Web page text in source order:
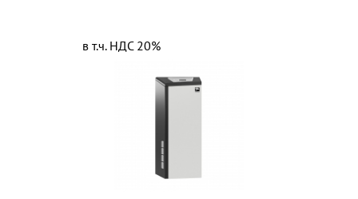
в т.ч. НДС 20%